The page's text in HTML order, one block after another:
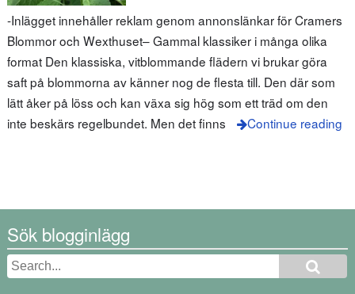
-Inlägget innehåller reklam genom annonslänkar för Cramers
Blommor och Wexthuset– Gammal klassiker i många olika
format Den klassiska, vitblommande flädern vi brukar göra
saft på blommorna av känner nog de flesta till. Den där som
lätt åker på löss och kan växa sig hög som ett träd om den
inte beskärs regelbundet. Men det finns
Continue reading
Sök blogginlägg